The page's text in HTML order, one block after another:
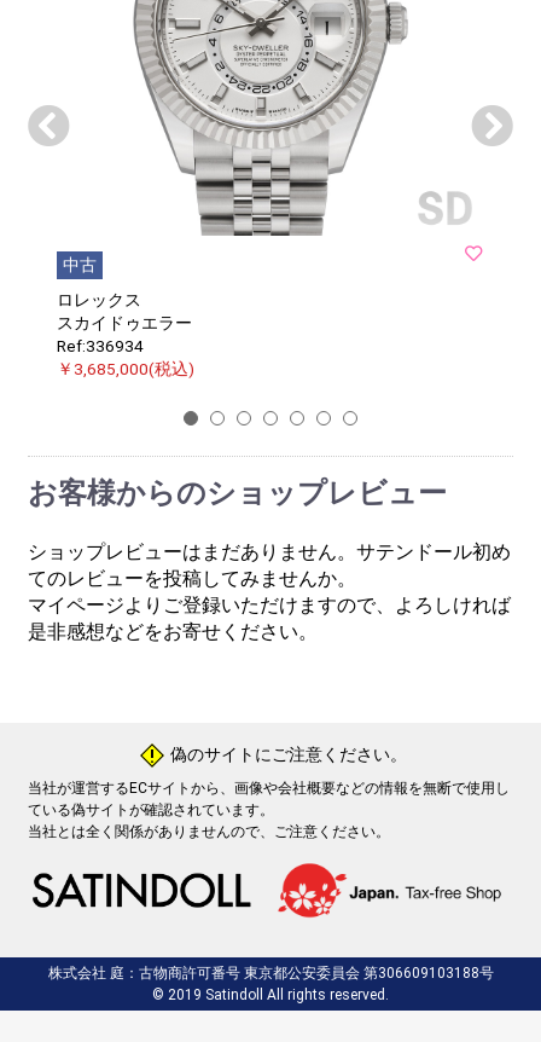
中古
ロレックス
スカイドゥエラー
Ref:336934
￥3,685,000(税込)
1 2 3 4 5 6 7
お客様からのショップレビュー
ショップレビューはまだありません。サテンドール初め
てのレビューを投稿してみませんか。
マイページよりご登録いただけますので、よろしければ
是非感想などをお寄せください。
! 偽のサイトにご注意ください。
当社が運営するECサイトから、画像や会社概要などの情報を無断で使用し
ている偽サイトが確認されています。
当社とは全く関係がありませんので、ご注意ください。
株式会社 庭：古物商許可番号 東京都公安委員会 第306609103188号
© 2019 Satindoll All rights reserved.